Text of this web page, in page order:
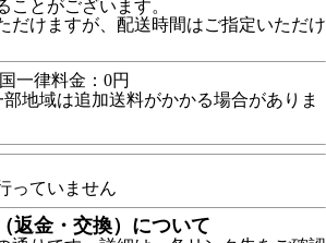
ことがございます。
だけますが、配送時間はご指定いただけ
一律料金：0円
地域は追加送料がかかる場合がありま
っていません
返金・交換）について